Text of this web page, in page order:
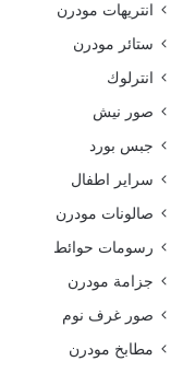
انتريهات مودرن
ستائر مودرن
انترلوك
صور نيش
جبس بورد
سراير اطفال
صالونات مودرن
رسومات حوائط
جزامة مودرن
صور غرف نوم
مطابخ مودرن